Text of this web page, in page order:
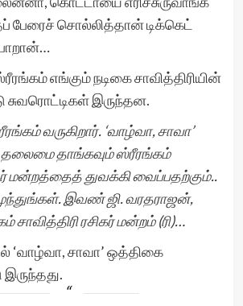
பேரைச் சொல்லித்தான் டிக்கெட்
எங்கும் நடிகை சாவித்திரியின்
இருந்தன.
வருகிறார். ‘வாழ்வா, சாவா’
தலைமை தாங்கவும் ஸ்ரீரங்கம்
மன்றத்தைத் துவக்கி வைப்பதற்கும்..
இவண் ஜி. வரதராஜன்,
ரசிகர் மன்றம் (ரி)…
‘வாழ்வா, சாவா’ ஒத்திகை